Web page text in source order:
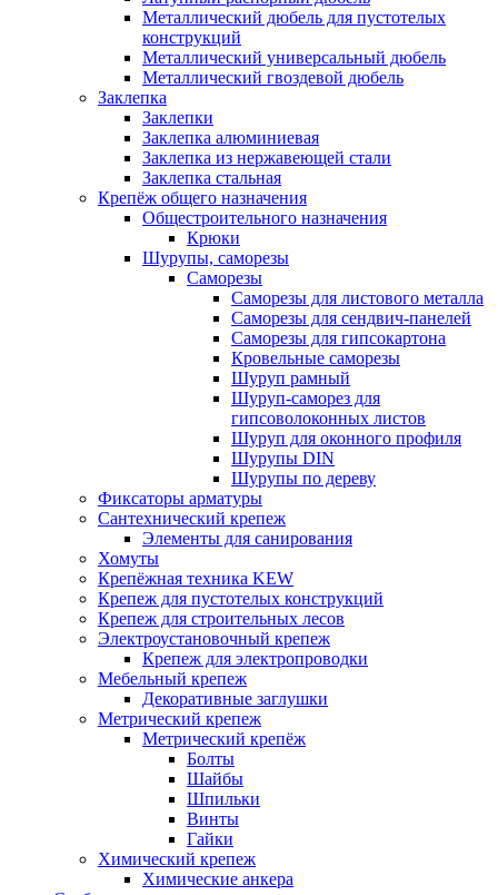
Металлический дюбель для пустотелых
конструкций
Металлический универсальный дюбель
Металлический гвоздевой дюбель
Заклепка
Заклепки
Заклепка алюминиевая
Заклепка из нержавеющей стали
Заклепка стальная
Крепёж общего назначения
Общестроительного назначения
Крюки
Шурупы, саморезы
Саморезы
Саморезы для листового металла
Саморезы для сендвич-панелей
Саморезы для гипсокартона
Кровельные саморезы
Шуруп рамный
Шуруп-саморез для
гипсоволоконных листов
Шуруп для оконного профиля
Шурупы DIN
Шурупы по дереву
Фиксаторы арматуры
Сантехнический крепеж
Элементы для санирования
Хомуты
Крепёжная техника KEW
Крепеж для пустотелых конструкций
Крепеж для строительных лесов
Электроустановочный крепеж
Крепеж для электропроводки
Мебельный крепеж
Декоративные заглушки
Метрический крепеж
Метрический крепёж
Болты
Шайбы
Шпильки
Винты
Гайки
Химический крепеж
Химические анкера